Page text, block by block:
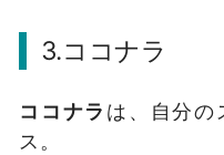
3.ココナラ
ココナラ は、自分の
ス。